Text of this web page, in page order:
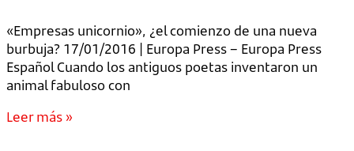
«Empresas unicornio», ¿el comienzo de una nueva
burbuja? 17/01/2016 | Europa Press – Europa Press
Español Cuando los antiguos poetas inventaron un
animal fabuloso con
Leer más »